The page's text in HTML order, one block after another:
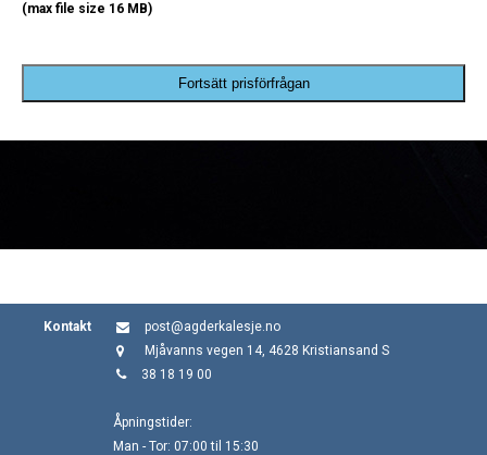
(max file size 16 MB)
Fortsätt prisförfrågan
Kontakt
post@agderkalesje.no
Mjåvanns vegen 14, 4628 Kristiansand S
38 18 19 00
Åpningstider:
Man - Tor: 07:00 til 15:30